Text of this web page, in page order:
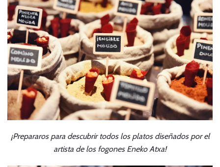
¡Prepararos para descubrir todos los platos diseñados por el
artista de los fogones Eneko Atxa!